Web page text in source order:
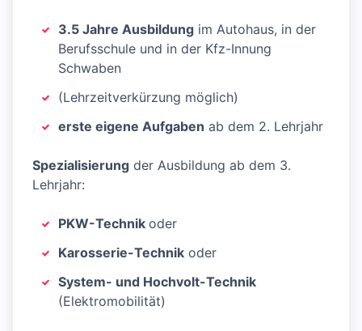
3.5 Jahre Ausbildung im Autohaus, in der
Berufsschule und in der Kfz-Innung
Schwaben
(Lehrzeitverkürzung möglich)
erste eigene Aufgaben ab dem 2. Lehrjahr
Spezialisierung der Ausbildung ab dem 3.
Lehrjahr:
PKW-Technik oder
Karosserie-Technik oder
System- und Hochvolt-Technik
(Elektromobilität)